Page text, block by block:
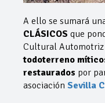
A ello se sumará
CLÁSICOS que
Cultural Automotriz
todoterreno
restaurados por
asociación Sevilla